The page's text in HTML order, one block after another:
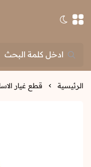
تبديل الوضع
الرئيسية قطع غيار